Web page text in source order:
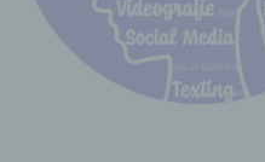
g) Verantwortlicher
Verarbeitung
Verantwortlicher